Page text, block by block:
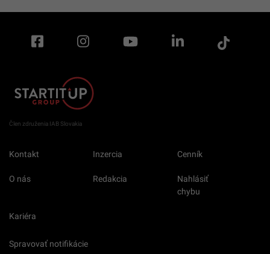
Člen združenia IAB Slovakia
Kontakt Inzercia Cenník
O nás Redakcia
Nahlásiť
chybu
Kariéra
Spravovať notifikácie